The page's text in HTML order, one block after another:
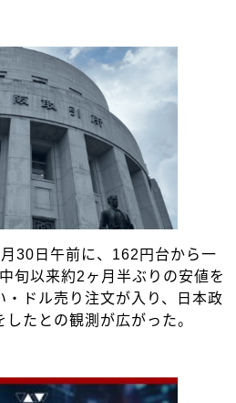
30日午前に、162円台から一
旬以来約2ヶ月半ぶりの安値を
・ドル売り注文が入り、日本政
たとの観測が広がった。